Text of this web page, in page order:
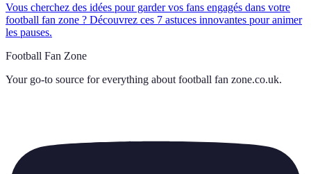
Vous cherchez des idées pour garder vos fans engagés dans votre
football fan zone ? Découvrez ces 7 astuces innovantes pour animer
les pauses.
Football Fan Zone
Your go-to source for everything about football fan zone.co.uk.